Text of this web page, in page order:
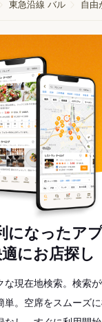
東急沿線 バル 自由
になったア
にお店探し
な現在地検索。検索
単。空席をスムーズ